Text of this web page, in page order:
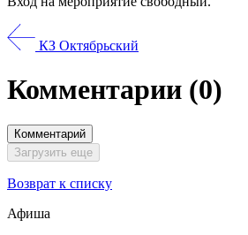
КЗ Октябрьский
Комментарии (0)
Комментарий
Загрузить еще
Возврат к списку
Афиша